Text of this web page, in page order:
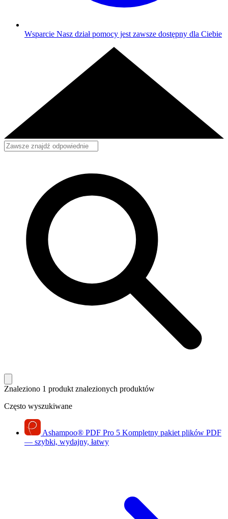
Wsparcie Nasz dział pomocy jest zawsze dostępny dla Ciebie
Znaleziono 1 produkt znalezionych produktów
Często wyszukiwane
Ashampoo® PDF Pro 5 Kompletny pakiet plików PDF
— szybki, wydajny, łatwy